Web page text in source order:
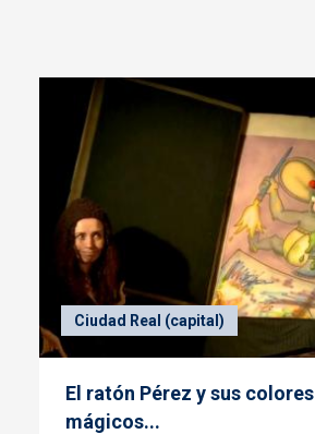
Ciudad Real (capital)
El ratón Pérez y sus colores
mágicos...